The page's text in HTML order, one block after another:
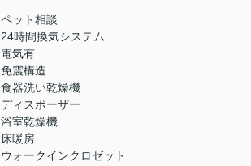
ペット相談
24時間換気システム
電気有
免震構造
食器洗い乾燥機
ディスポーザー
浴室乾燥機
床暖房
ウォークインクロゼット